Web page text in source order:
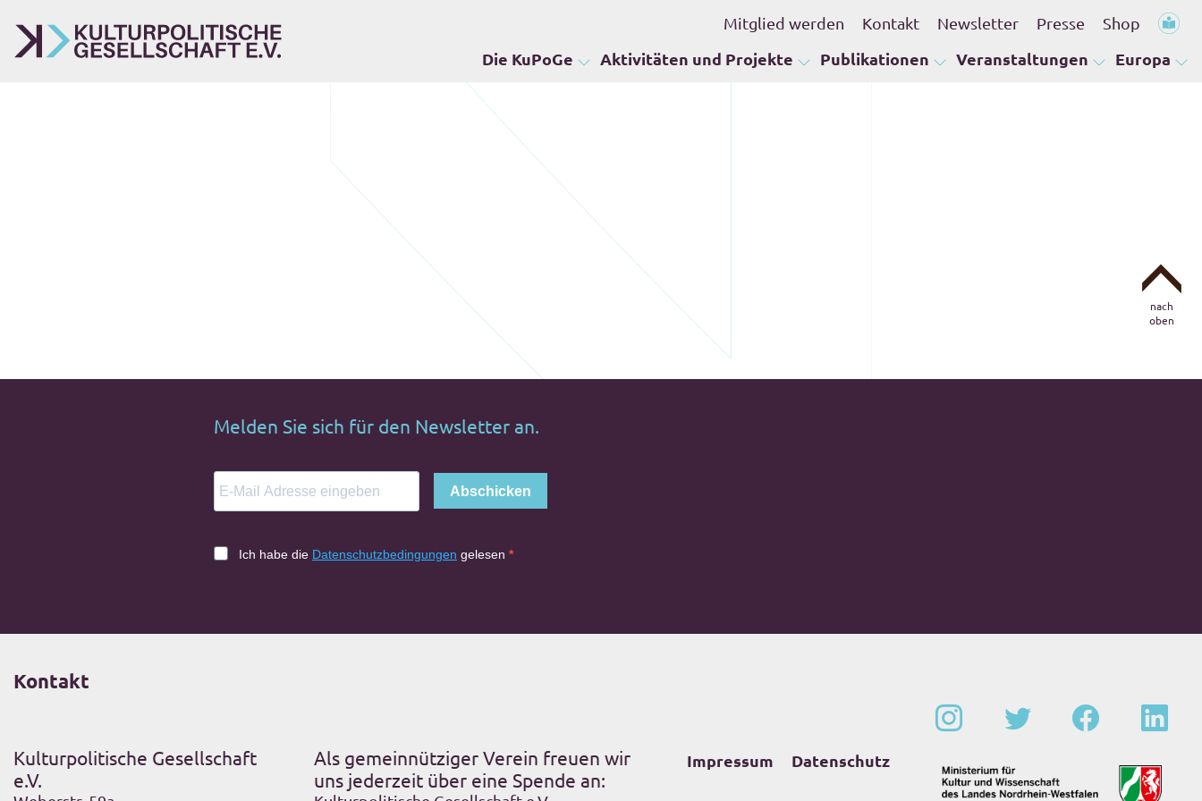
Mitglied werden Kontakt Newsletter Presse Shop
Die KuPoGe Aktivitäten und Projekte Publikationen Veranstaltungen Europa
nach
oben
Melden Sie sich für den Newsletter an.
Abschicken
Ich habe die Datenschutzbedingungen gelesen
Kontakt
Kulturpolitische Gesellschaft
e.V.
Als gemeinnütziger Verein freuen wir
uns jederzeit über eine Spende an:
Impressum Datenschutz